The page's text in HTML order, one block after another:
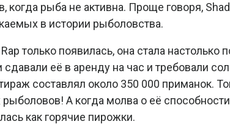
когда рыба не активна. Проще говоря,
в истории рыболовства.
только появилась, она стала настолько
её в аренду на час и требовали
составлял около 350 000 приманок.
А когда молва о её
как горячие пирожки.